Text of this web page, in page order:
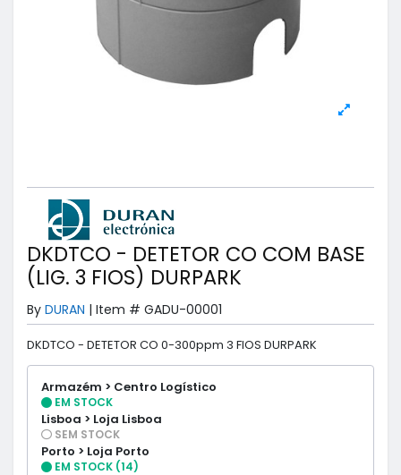
DKDTCO - DETETOR CO COM BASE
(LIG. 3 FIOS) DURPARK
By DURAN | Item # GADU-00001
DKDTCO - DETETOR CO 0-300ppm 3 FIOS DURPARK
Armazém > Centro Logístico
EM STOCK
Lisboa > Loja Lisboa
SEM STOCK
Porto > Loja Porto
EM STOCK (14)